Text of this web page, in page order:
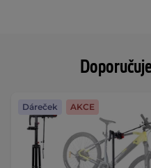
Dáreček AKCE